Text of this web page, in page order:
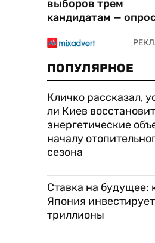
выборов трем
кандидатам —
ПОПУЛЯРНОЕ
Кличко рассказал,
ли Киев
энергетические
началу
сезона
Ставка на будущее:
Япония инвестирует
триллионы